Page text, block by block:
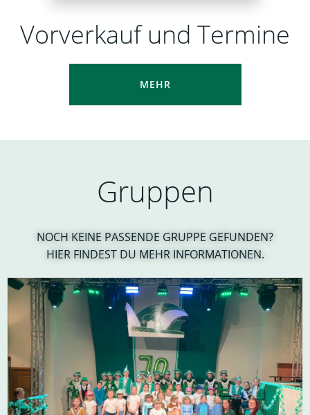
Vorverkauf und Termine
MEHR
Gruppen
NOCH KEINE PASSENDE GRUPPE GEFUNDEN?
HIER FINDEST DU MEHR INFORMATIONEN.